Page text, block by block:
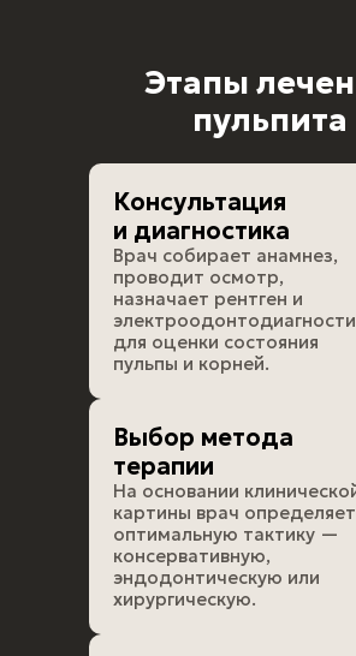
Этапы
пульпита
Консультация
и диагностика
Врач собирает анамнез,
проводит осмотр,
назначает рентген и
для оценки состояния
пульпы и корней.
Выбор метода
терапии
На основании
картины врач определяет
оптимальную тактику —
консервативную,
эндодонтическую или
хирургическую.